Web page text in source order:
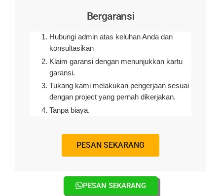
Bergaransi
Hubungi admin atas keluhan Anda dan
konsultasikan
Klaim garansi dengan menunjukkan kartu
garansi.
Tukang kami melakukan pengerjaan sesuai
dengan project yang pernah dikerjakan.
Tanpa biaya.
PESAN SEKARANG
PESAN SEKARANG